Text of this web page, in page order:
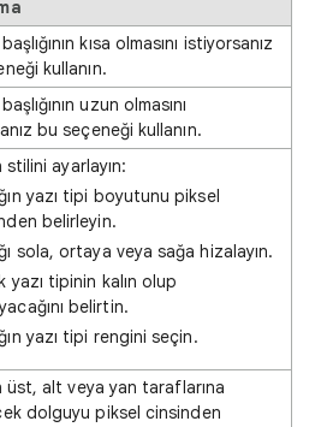
kısa olmasını istiyorsanız
kullanın.
uzun olmasını
bu seçeneği kullanın.
stilini ayarlayın:
yazı tipi boyutunu piksel
belirleyin.
sola, ortaya veya sağa hizalayın.
yazı tipinin kalın olup
belirtin.
yazı tipi rengini seçin.
üst, alt veya yan taraflarına
dolguyu piksel cinsinden